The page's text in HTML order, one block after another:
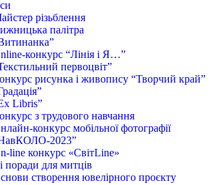
різьблення
палітра
конкурс “Лінія і Я…”
первоцвіт”
рисунка і живопису “Творчий край”
Libris”
з трудового навчання
конкурс мобільної фотографії
2023”
line конкурс «СвітLine»
поради для митців
створення ювелірного проєкту